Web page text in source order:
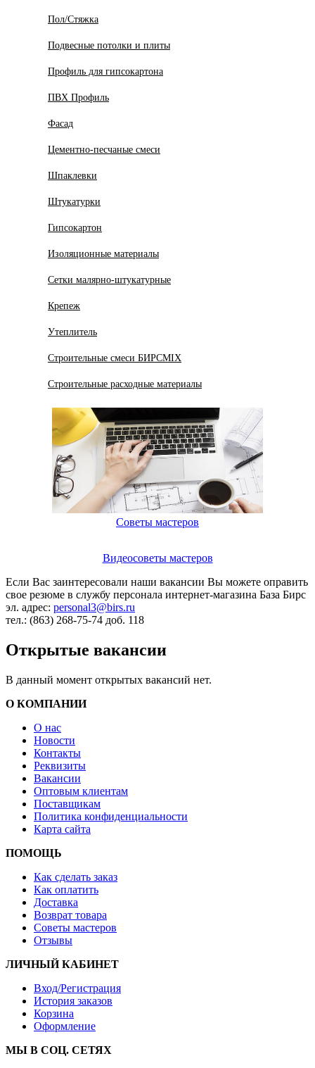
Пол/Стяжка
Подвесные потолки и плиты
Профиль для гипсокартона
ПВХ Профиль
Фасад
Цементно-песчаные смеси
Шпаклевки
Штукатурки
Гипсокартон
Изоляционные материалы
Сетки малярно-штукатурные
Крепеж
Утеплитель
Строительные смеси БИРСMIX
Строительные расходные материалы
Советы мастеров
Видеосоветы мастеров
Если Вас заинтересовали наши вакансии Вы можете оправить
свое резюме в службу персонала интернет-магазина База Бирс
эл. адрес: personal3@birs.ru
тел.: (863) 268-75-74 доб. 118
Открытые вакансии
В данный момент открытых вакансий нет.
О КОМПАНИИ
О нас
Новости
Контакты
Реквизиты
Вакансии
Оптовым клиентам
Поставщикам
Политика конфиденциальности
Карта сайта
ПОМОЩЬ
Как сделать заказ
Как оплатить
Доставка
Возврат товара
Советы мастеров
Отзывы
ЛИЧНЫЙ КАБИНЕТ
Вход/Регистрация
История заказов
Корзина
Оформление
МЫ В СОЦ. СЕТЯХ